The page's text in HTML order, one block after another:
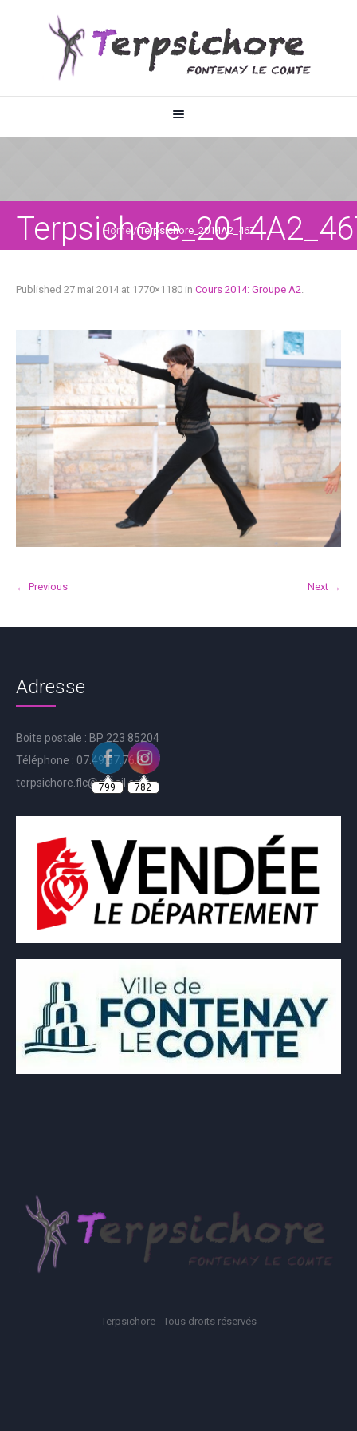
Home /Terpsichore_2014A2_467
Published 27 mai 2014at 1770×1180 in Cours 2014: Groupe A2.
← Previous Next →
Adresse
Boite postale : BP 223 85204
Téléphone : 07.49.57.76.81
terpsichore.flc@gmail.com
Terpsichore - Tous droits réservés
799 782